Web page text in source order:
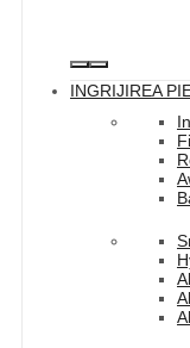
INGRIJIREA